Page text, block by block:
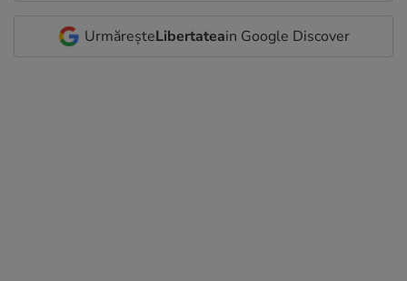
UrmăreșteLibertateain Google Discover